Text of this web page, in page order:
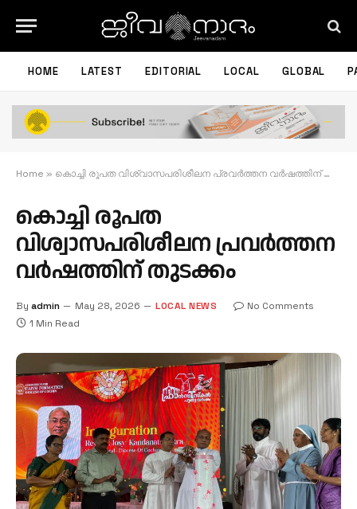
HOME LATEST EDITORIAL LOCAL GLOBAL
Home » കൊച്ചി രൂപത വിശ്വാസപരിശീലന പ്രവർത്തന വർഷത്തിന് തുടക്കം
കൊച്ചി രൂപത
വിശ്വാസപരിശീലന പ്രവർത്തന
വർഷത്തിന് തുടക്കം
By admin May 28, 2026 LOCAL NEWS
No Comments
1 Min Read